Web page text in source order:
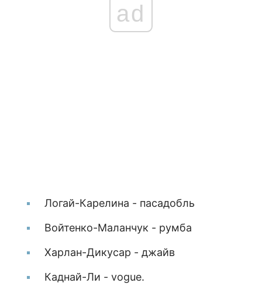
ad
Логай-Карелина - пасадобль
Войтенко-Маланчук - румба
Харлан-Дикусар - джайв
Каднай-Ли - vogue.